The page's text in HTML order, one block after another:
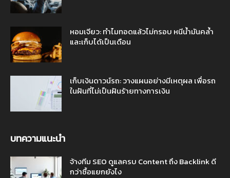
หอมเจียว: ทำไมทอดแล้วไม่กรอบ หนีน้ำมันคล้ำ
และเก็บได้เป็นเดือน
เก็บเงินดาวน์รถ: วางแผนอย่างมีเหตุผล เพื่อรถ
ในฝันที่ไม่เป็นฝันร้ายทางการเงิน
บทความแนะนำ
จ้างทีม SEO ดูแลครบ Content ถึง Backlink ดี
กว่าซื้อแยกยังไง